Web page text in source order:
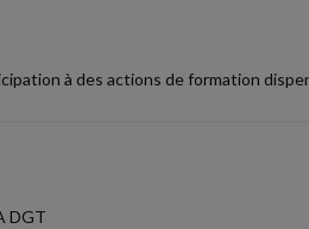
à des actions de formation
DGT